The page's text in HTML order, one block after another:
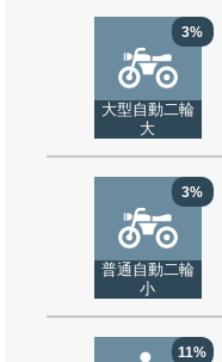
3%
大型自動二輪
大
3%
普通自動二輪
小
11%